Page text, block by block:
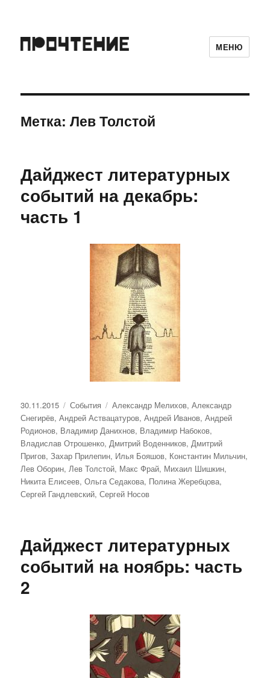
МЕНЮ
Метка:Лев Толстой
Дайджест литературных
событий на декабрь:
часть 1
Опубликовано
30.11.2015 Рубрики
События Метки
Александр Мелихов,Александр
Снегирёв,Андрей Аствацатуров,Андрей Иванов,Андрей
Родионов, Владимир Данихнов, Владимир Набоков,
Владислав Отрошенко,Дмитрий Воденников,Дмитрий
Пригов,Захар Прилепин, Илья Бояшов, Константин Мильчин,
Лев Оборин,Лев Толстой, Макс Фрай, Михаил Шишкин,
Никита Елисеев,Ольга Седакова, Полина Жеребцова,
Сергей Гандлевский,Сергей Носов
Дайджест литературных
событий на ноябрь: часть
2